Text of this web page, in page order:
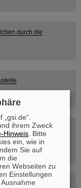
durch die
ihrem Zweck
Hinweis . Bitte
ein, wie in
Sie auf
die
Webseiten zu
Einstellungen